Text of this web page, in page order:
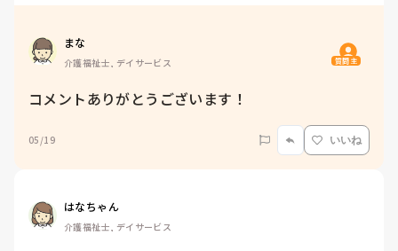
まな
介護福祉士, デイサービス 質問主
コメントありがとうございます！
05/19 いいね
はなちゃん
介護福祉士, デイサービス